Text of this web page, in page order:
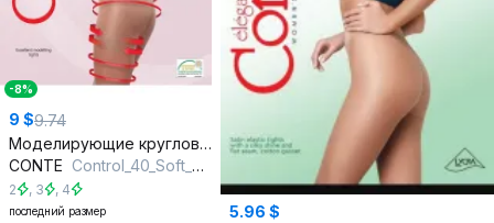
-8%
9 $9.74
Моделирующие кругловязкие колготки с эффектом корректировки
CONTE Control_40_Soft_Shade
2 , 3 , 4
последний размер
5.96 $